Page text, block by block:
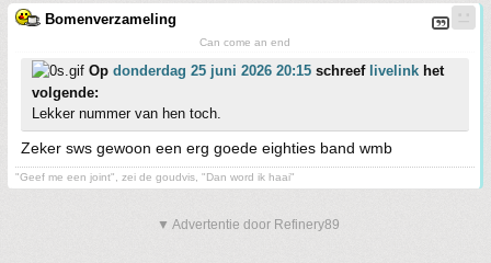
Bomenverzameling
Can come an end
Op donderdag 25 juni 2026 20:15 schreef livelink het
volgende:
Lekker nummer van hen toch.
Zeker sws gewoon een erg goede eighties band wmb
"Geef me een joint", zei de goudvis, "Dan word ik haai"
▼ Advertentie door Refinery89